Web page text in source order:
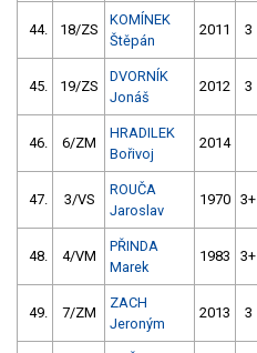
44. 18/ZS
KOMÍNEK
Štěpán
2011 3
45. 19/ZS
DVORNÍK
Jonáš
2012 3
46. 6/ZM
HRADILEK
Bořivoj
2014
47. 3/VS
ROUČA
Jaroslav
1970 3+
48. 4/VM
PŘINDA
Marek
1983 3+
49. 7/ZM
ZACH
Jeroným
2013 3